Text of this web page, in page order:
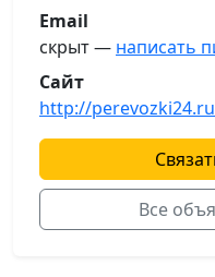
Email
скрыт — написать
Сайт
http://
Все